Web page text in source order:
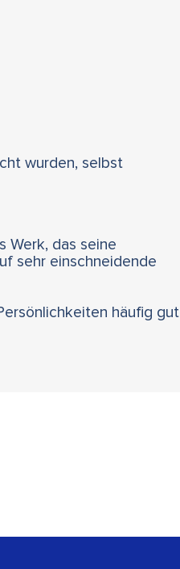
wurden, selbst
Werk, das seine
sehr einschneidende
häufig gut